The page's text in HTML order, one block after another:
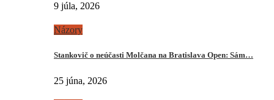
9 júla, 2026
Názory
Stankovič o neúčasti Molčana na Bratislava Open: Sám…
25 júna, 2026